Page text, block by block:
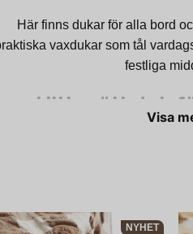
Här finns dukar för alla bord
vaxdukar som tål
festliga
Hitta rätt duk
påkostad känsla och passar
Visa
NYHET